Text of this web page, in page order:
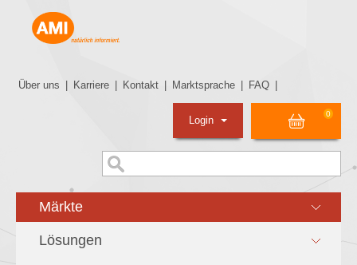
Über uns Karriere Kontakt Marktsprache FAQ
0
Login
Märkte
Lösungen